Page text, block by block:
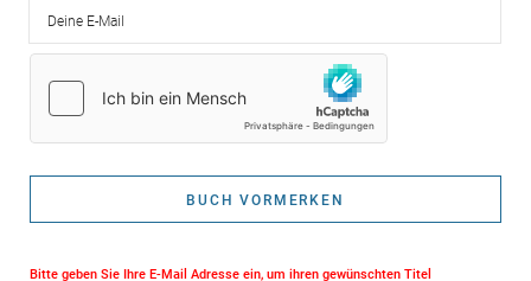
BUCH VORMERKEN
Bitte geben Sie Ihre E-Mail Adresse ein, um ihren gewünschten Titel